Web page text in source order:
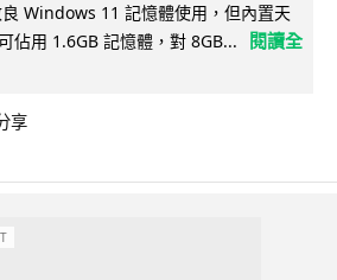
Windows 11 記憶體使用，但內置天
佔用 1.6GB 記憶體，對 8GB...
閱讀全
享